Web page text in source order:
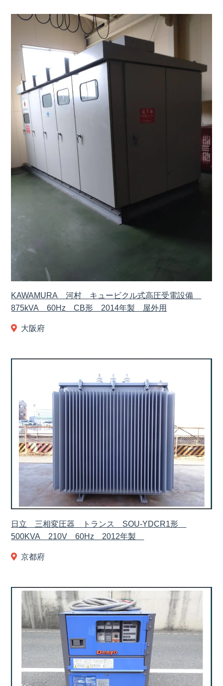
KAWAMURA 河村 キュービクル式高圧受電設備
875kVA 60Hz CB形 2014年製 屋外用
大阪府
日立 三相変圧器 トランス SOU-YDCR1形
500KVA 210V 60Hz 2012年製
京都府